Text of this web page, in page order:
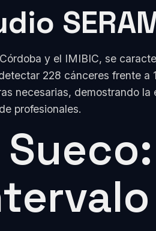
y el IMIBIC, se
228 cánceres frente
necesarias, demostrando
profesionales.